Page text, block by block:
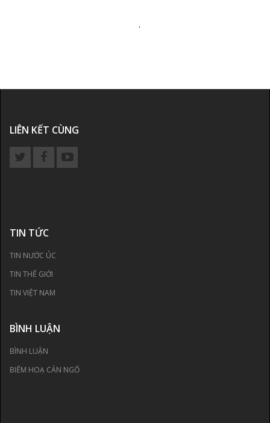
.
LIÊN KẾT CÙNG
TIN TỨC
TIN NƯỚC ÚC
TIN THẾ GIỚI
TIN VIỆT NAM
BÌNH LUẬN
BÌNH LUẬN
BIẾM HOẠ CÁN NGỐ